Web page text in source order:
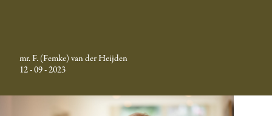
mr. F. (Femke) van der Heijden
12 - 09 - 2023